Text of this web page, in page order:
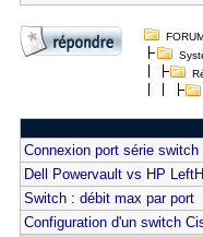
Connexion port série switch
Dell Powervault vs HP
Switch : débit max par port
Configuration d'un switch